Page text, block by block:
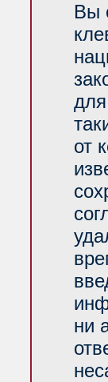
Вы
от
ни